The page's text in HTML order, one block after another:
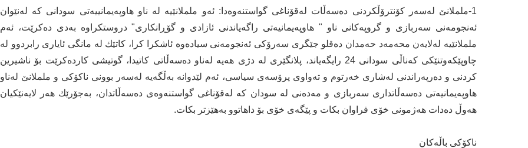
1-ململانێ لەسەر كۆنترۆڵكردنی دەسەڵات لەقۆناغی گواستنەوەدا: ئەو ململانێیە لە ناو هاوپەیمانییەتی سودانی كە لەنێوان
ئەنجومەنی سەربازی و گروپەكانی ناو " هاوپەیمانیەتی راگەیاندنی ئازادی و گۆڕانكاری" دروستكراوە بەدی دەكرێت، ئەم
ململانێیە لەلایەن محەمەد حەمدان دەقلو جێگری سەرۆكی ئەنجومەنی سیادەوە ئاشكرا كرا، كاتێك لە مانگی ئایاری رابردوو لە
چاوپێكەوتنێكی كەناڵی سودانی 24 رایگەیاند، پلانگێری لە دژی هەیە لەناو دەسەڵاتی كاتیدا، گوتیشی كاردەكرێت بۆ ناشیرین
كردنی و دەرپەراندنی لەشاری خەرتوم و تەواوی پرۆسەی سیاسی، ئەم لێدوانە بەڵگەیە لەسەر بوونی ناكۆكی و ململانێ لەناو
هاوپەیمانیەتی دەسەڵاتداری سەربازی و مەدەنی لە سودان كە لەقۆناغی گواستنەوەی دەسەڵاتدان، بەجۆرێك هەر لایەنێكیان
هەوڵ دەدات هەژمونی خۆی فراوان بكات و پێگەی خۆی بۆ داهاتوو بەهێزتر بكات.
ناكۆكی باڵەكان